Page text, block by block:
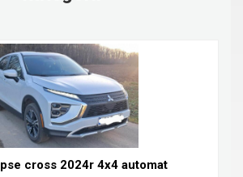
cross 2024r 4x4 automat